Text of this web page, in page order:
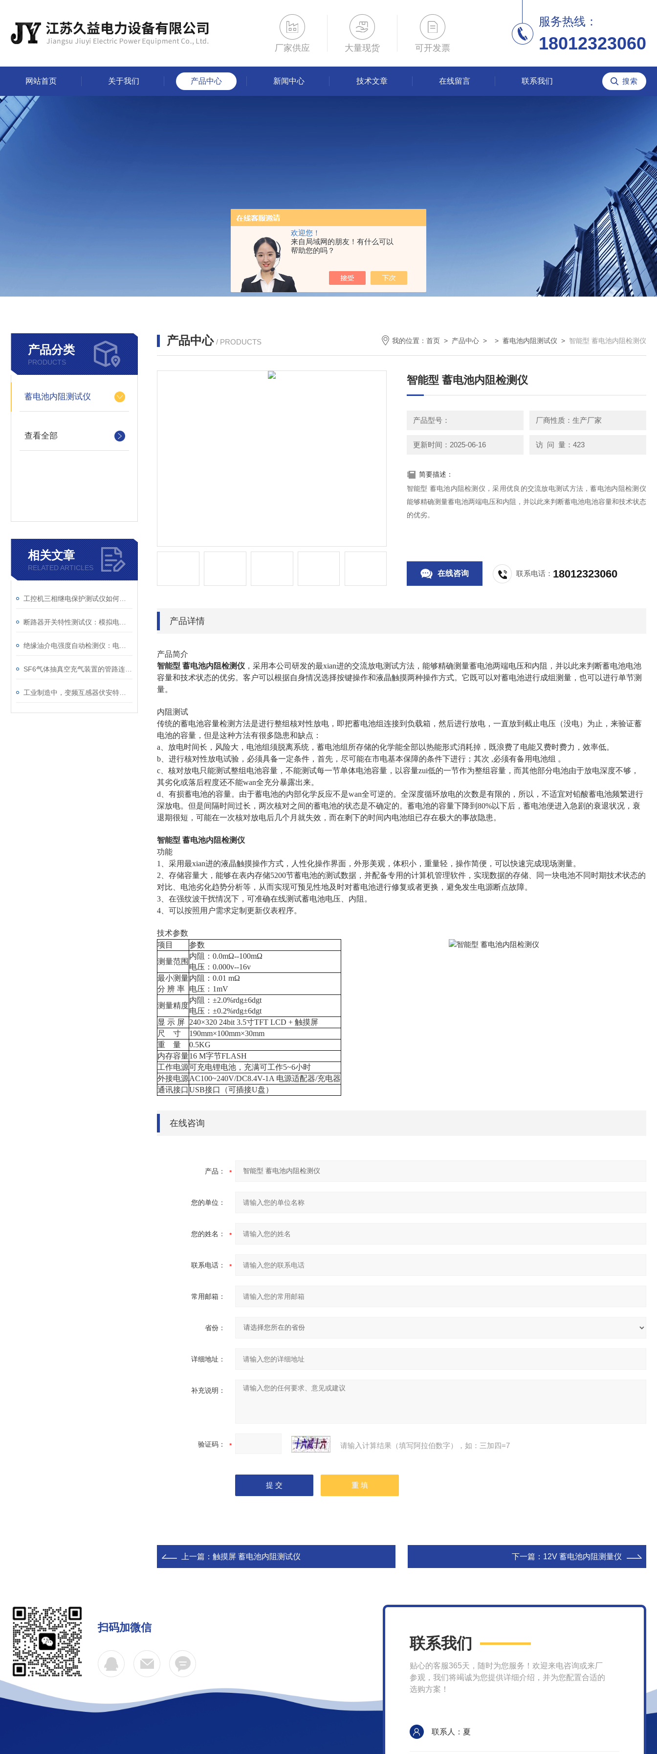
欢迎您！
来自局域网的朋友！有什么可以
帮助您的吗？
厂家供应 大量现货 可开发票
服务热线：
18012323060
网站首页 关于我们 产品中心 新闻中心 技术文章 在线留言 联系我们
产品分类
PRODUCTS
蓄电池内阻测试仪
查看全部
相关文章
RELATED ARTICLES
产品中心 / PRODUCTS 我的位置： 首页 > 产品中心 > > 蓄电池内阻测试仪 > 智能型 蓄电池内阻检测仪
智能型 蓄电池内阻检测仪
产品型号： 厂商性质：生产厂家
更新时间：2025-06-16 访 问 量：423
简要描述：
智能型 蓄电池内阻检测仪，采用优良的交流放电测试方法，蓄电池内阻检测仪
能够精确测量蓄电池两端电压和内阻，并以此来判断蓄电池电池容量和技术状态
的优劣。
在线咨询 联系电话： 18012323060
产品详情
产品简介
智能型 蓄电池内阻检测仪 ，采用本公司研发的最xian进的交流放电测试方法，能够精确测量蓄电池两端电压和内阻，并以此来判断蓄电池电池
容量和技术状态的优劣。客户可以根据自身情况选择按键操作和液晶触摸两种操作方式。它既可以对蓄电池进行成组测量，也可以进行单节测
量。
内阻测试
传统的蓄电池容量检测方法是进行整组核对性放电，即把蓄电池组连接到负载箱，然后进行放电，一直放到截止电压（没电）为止，来验证蓄
电池的容量，但是这种方法有很多隐患和缺点：
a、放电时间长，风险大，电池组须脱离系统，蓄电池组所存储的化学能全部以热能形式消耗掉，既浪费了电能又费时费力，效率低。
b、进行核对性放电试验，必须具备一定条件，首先，尽可能在市电基本保障的条件下进行；其次 ,必须有备用电池组 。
c、核对放电只能测试整组电池容量，不能测试每一节单体电池容量，以容量zui低的一节作为整组容量，而其他部分电池由于放电深度不够，
其劣化或落后程度还不能wan全充分暴露出来。
d、有损蓄电池的容量。由于蓄电池的内部化学反应不是wan全可逆的。全深度循环放电的次数是有限的，所以，不适宜对铅酸蓄电池频繁进行
深放电。但是间隔时间过长，两次核对之间的蓄电池的状态是不确定的。蓄电池的容量下降到80%以下后，蓄电池便进入急剧的衰退状况，衰
退期很短，可能在一次核对放电后几个月就失效，而在剩下的时间内电池组已存在极大的事故隐患。
智能型 蓄电池内阻检测仪
功能
1、采用最xian进的液晶触摸操作方式，人性化操作界面，外形美观，体积小，重量轻，操作简便，可以快速完成现场测量。
2、存储容量大，能够在表内存储5200节蓄电池的测试数据，并配备专用的计算机管理软件，实现数据的存储、同一块电池不同时期技术状态的
对比、电池劣化趋势分析等，从而实现可预见性地及时对蓄电池进行修复或者更换，避免发生电源断点故障。
3、在强纹波干扰情况下，可准确在线测试蓄电池电压、内阻。
4、可以按照用户需求定制更新仪表程序。
技术参数
项目
参数
测量范围
内阻：0.0mΩ--100mΩ
电压：0.000v--16v
最小测量
分 辨 率
内阻：0.01 mΩ
电压：1mV
测量精度
内阻：±2.0%rdg±6dgt
电压：±0.2%rdg±6dgt
显 示 屏 240×320 24bit 3.5寸TFT LCD + 触摸屏
尺 寸
190mm×100mm×30mm
重 量
0.5KG
内存容量16 M字节FLASH
工作电源可充电锂电池，充满可工作5~6小时
外接电源AC100~240V/DC8.4V-1A 电源适配器/充电器
通讯接口USB接口（可插接U盘）
在线咨询
产品：
您的单位：
您的姓名：
联系电话：
常用邮箱：
省份：
详细地址：
补充说明：
验证码： 请输入计算结果（填写阿拉伯数字），如：三加四=7
上一篇： 触摸屏 蓄电池内阻测试仪 下一篇： 12V 蓄电池内阻测量仪
扫码加微信
联系我们
贴心的客服365天，随时为您服务！欢迎来电咨询或来厂
参观，我们将竭诚为您提供详细介绍，并为您配置合适的
选购方案！
联系人：夏